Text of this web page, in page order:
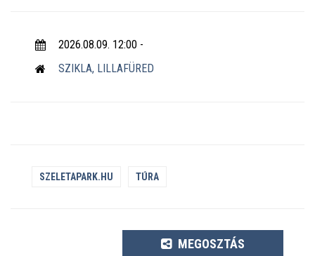
2026.08.09. 12:00 -
SZIKLA, LILLAFÜRED
SZELETAPARK.HU TÚRA
MEGOSZTÁS